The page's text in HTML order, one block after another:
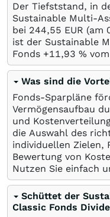
Der Tiefststand, in
Sustainable Multi-
bei 244,55 EUR (am
ist der Sustainable
Fonds +11,93 %
Was sind die
Fonds-Sparpläne
Vermögensaufbau
und
die Auswahl des
individuellen Zielen,
Bewertung von
Nutzen Sie einfach
Schüttet der
Classic Fonds